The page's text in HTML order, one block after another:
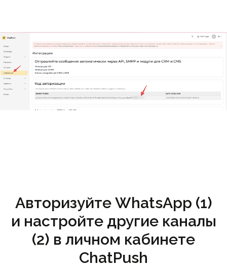
Авторизуйте WhatsApp (1)
и настройте другие каналы
(2) в личном кабинете
ChatPush